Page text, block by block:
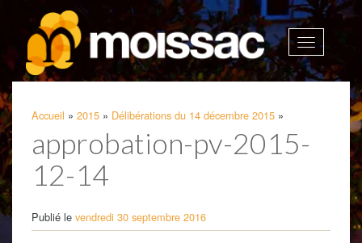
Afficher
la
Accueil » 2015 » Délibérations du 14 décembre 2015 »
approbation-pv-2015-
12-14
Publié le vendredi 30 septembre 2016